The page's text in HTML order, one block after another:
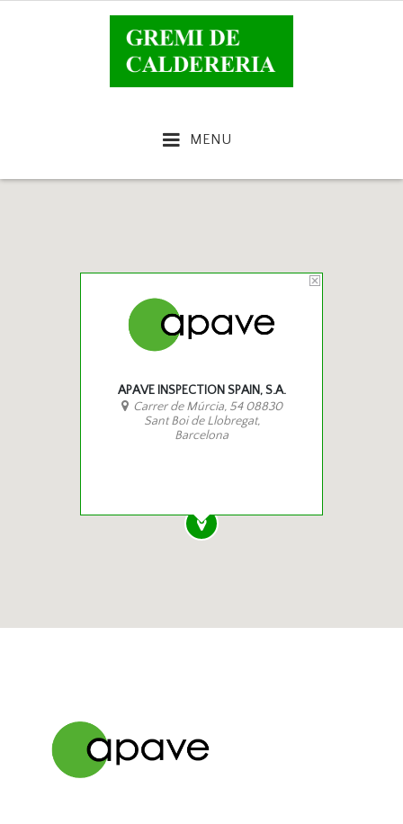
MENU
APAVE INSPECTION SPAIN, S.A.
Carrer de Múrcia, 54 08830
Sant Boi de Llobregat,
Barcelona